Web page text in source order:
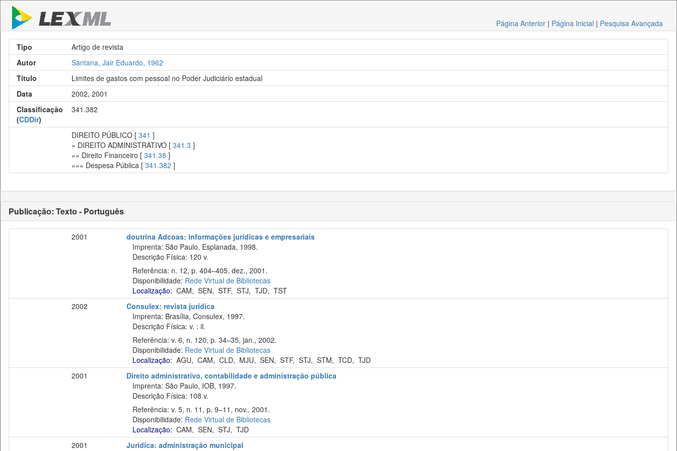
Página Anterior | Página Inicial | Pesquisa Avançada
Tipo
Artigo de revista
Autor
Santana, Jair Eduardo, 1962
Título
Limites de gastos com pessoal no Poder Judiciário estadual
Data
2002, 2001
Classificação
(CDDir)
341.382
DIREITO PÚBLICO [ 341 ]
» DIREITO ADMINISTRATIVO [ 341.3 ]
»» Direito Financeiro [ 341.38 ]
»»» Despesa Pública [ 341.382 ]
Publicação: Texto - Português
2001
doutrina Adcoas: informações jurídicas e empresariais
Imprenta: São Paulo, Esplanada, 1998.
Descrição Física: 120 v.
Referência: n. 12, p. 404–405, dez., 2001.
Disponibilidade: Rede Virtual de Bibliotecas
Localização: CAM, SEN, STF, STJ, TJD, TST
2002
Consulex: revista jurídica
Imprenta: Brasília, Consulex, 1997.
Descrição Física: v. : il.
Referência: v. 6, n. 120, p. 34–35, jan., 2002.
Disponibilidade: Rede Virtual de Bibliotecas
Localização: AGU, CAM, CLD, MJU, SEN, STF, STJ, STM, TCD, TJD
2001
Direito administrativo, contabilidade e administração pública
Imprenta: São Paulo, IOB, 1997.
Descrição Física: 108 v.
Referência: v. 5, n. 11, p. 9–11, nov., 2001.
Disponibilidade: Rede Virtual de Bibliotecas
Localização: CAM, SEN, STJ, TJD
2001
Jurídica: administração municipal